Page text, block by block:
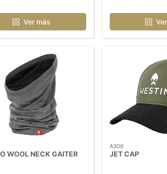
Ver más
WOOL NECK GAITER
A306
JET CAP